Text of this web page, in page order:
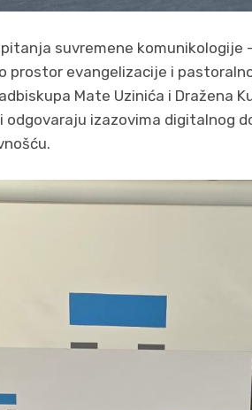
suvremene komunikologije
prostor evangelizacije i
Mate Uzinića i Dražena
izazovima digitalnog